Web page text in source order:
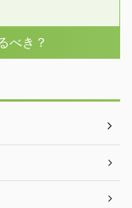
べき？